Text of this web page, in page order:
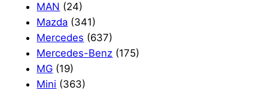
MAN (24)
Mazda (341)
Mercedes (637)
Mercedes-Benz (175)
MG (19)
Mini (363)